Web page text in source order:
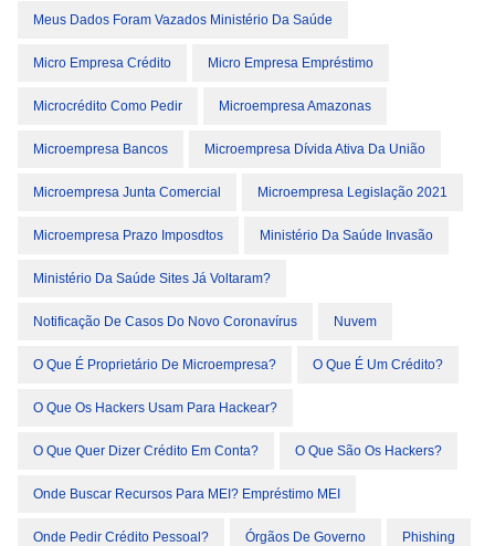
Meus Dados Foram Vazados Ministério Da Saúde
Micro Empresa Crédito Micro Empresa Empréstimo
Microcrédito Como Pedir Microempresa Amazonas
Microempresa Bancos Microempresa Dívida Ativa Da União
Microempresa Junta Comercial Microempresa Legislação 2021
Microempresa Prazo Imposdtos Ministério Da Saúde Invasão
Ministério Da Saúde Sites Já Voltaram?
Notificação De Casos Do Novo Coronavírus Nuvem
O Que É Proprietário De Microempresa? O Que É Um Crédito?
O Que Os Hackers Usam Para Hackear?
O Que Quer Dizer Crédito Em Conta? O Que São Os Hackers?
Onde Buscar Recursos Para MEI? Empréstimo MEI
Onde Pedir Crédito Pessoal? Órgãos De Governo Phishing